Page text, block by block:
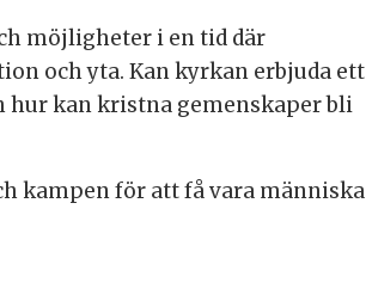
möjligheter i en tid där
och yta. Kan kyrkan erbjuda ett
hur kan kristna gemenskaper bli
kampen för att få vara människa